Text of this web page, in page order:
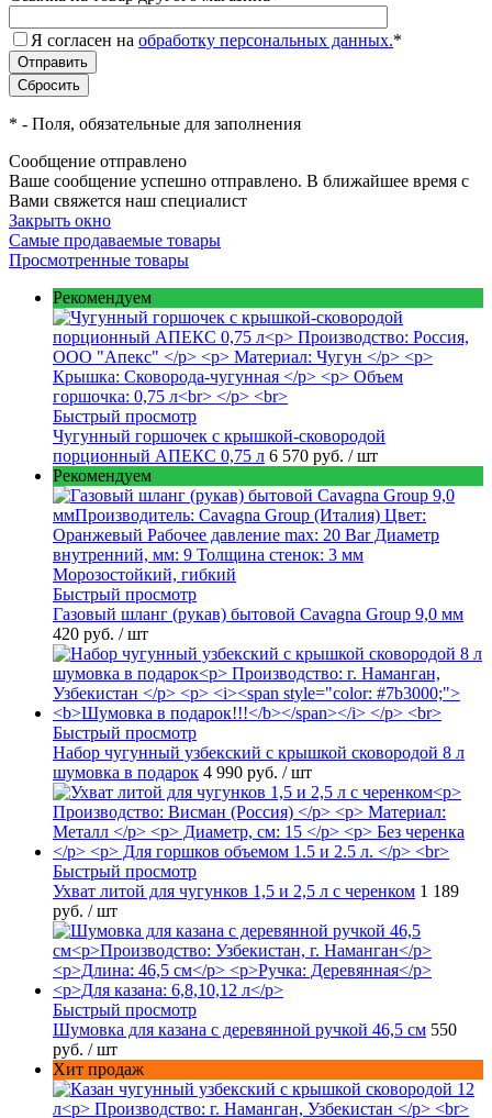
Я согласен на обработку персональных данных.*
* - Поля, обязательные для заполнения
Сообщение отправлено
Ваше сообщение успешно отправлено. В ближайшее время с
Вами свяжется наш специалист
Закрыть окно
Самые продаваемые товары
Просмотренные товары
Рекомендуем
Быстрый просмотр
Чугунный горшочек с крышкой-сковородой
порционный АПЕКС 0,75 л 6 570 руб. / шт
Рекомендуем
Быстрый просмотр
Газовый шланг (рукав) бытовой Cavagna Group 9,0 мм
420 руб. / шт
Быстрый просмотр
Набор чугунный узбекский с крышкой сковородой 8 л
шумовка в подарок 4 990 руб. / шт
Быстрый просмотр
Ухват литой для чугунков 1,5 и 2,5 л с черенком 1 189
руб. / шт
Быстрый просмотр
Шумовка для казана с деревянной ручкой 46,5 см 550
руб. / шт
Хит продаж